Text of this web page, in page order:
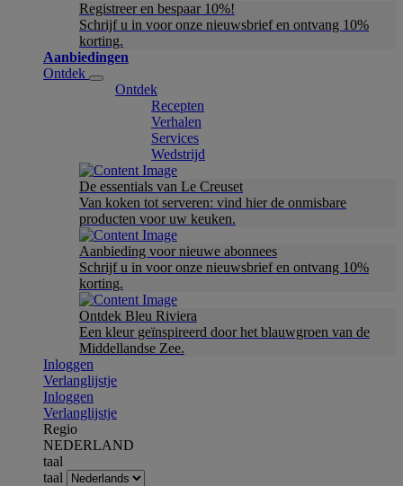
Registreer en bespaar 10%!
Schrijf u in voor onze nieuwsbrief en ontvang 10%
korting.
Aanbiedingen
Ontdek
Ontdek
Recepten
Verhalen
Services
Wedstrijd
De essentials van Le Creuset
Van koken tot serveren: vind hier de onmisbare
producten voor uw keuken.
Aanbieding voor nieuwe abonnees
Schrijf u in voor onze nieuwsbrief en ontvang 10%
korting.
Ontdek Bleu Riviera
Een kleur geïnspireerd door het blauwgroen van de
Middellandse Zee.
Inloggen
Verlanglijstje
Inloggen
Verlanglijstje
Regio
NEDERLAND
taal
taal